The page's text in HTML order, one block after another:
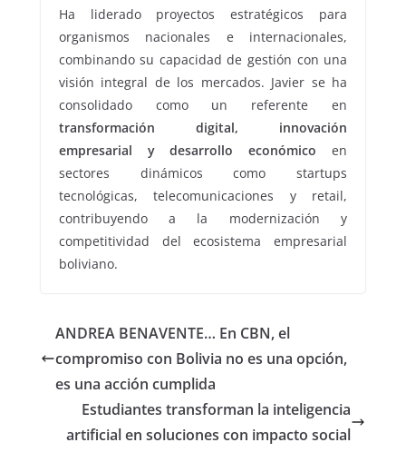
Ha liderado proyectos estratégicos para
organismos nacionales e internacionales,
combinando su capacidad de gestión con una
visión integral de los mercados. Javier se ha
consolidado como un referente en
transformación digital, innovación
empresarial y desarrollo económicoen
sectores dinámicos como startups
tecnológicas, telecomunicaciones y retail,
contribuyendo a la modernización y
competitividad del ecosistema empresarial
boliviano.
ANDREA BENAVENTE… En CBN, el
compromiso con Bolivia no es una opción,
es una acción cumplida
Estudiantes transforman la inteligencia
artificial en soluciones con impacto social